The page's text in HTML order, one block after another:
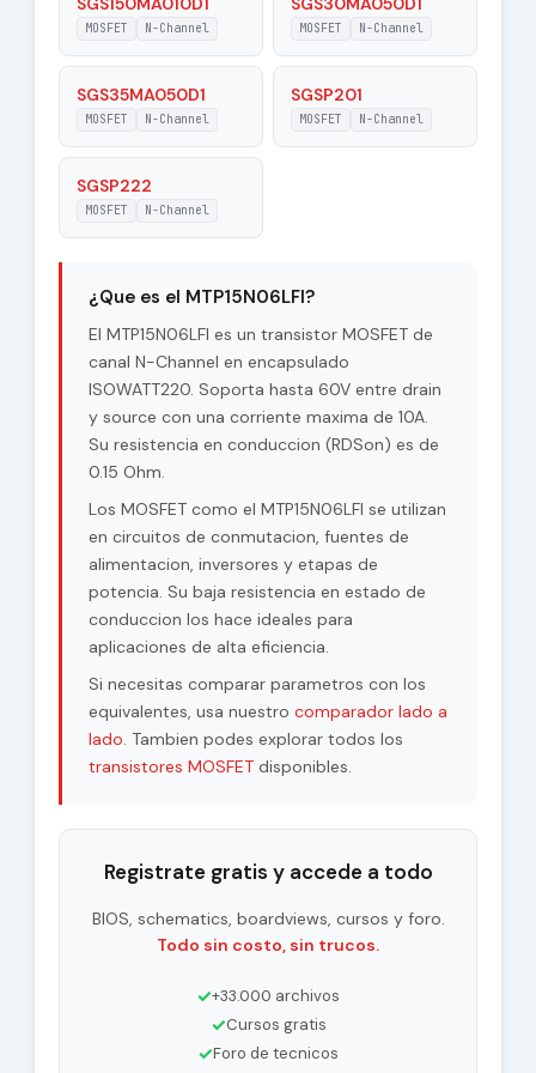
MOSFET N-Channel MOSFET N-Channel
SGS35MA050D1
MOSFET N-Channel
SGSP201
MOSFET N-Channel
SGSP222
MOSFET N-Channel
¿Que es el MTP15N06LFI?
El MTP15N06LFI es un transistor MOSFET de
canal N-Channel en encapsulado
ISOWATT220. Soporta hasta 60V entre drain
y source con una corriente maxima de 10A.
Su resistencia en conduccion (RDSon) es de
0.15 Ohm.
Los MOSFET como el MTP15N06LFI se utilizan
en circuitos de conmutacion, fuentes de
alimentacion, inversores y etapas de
potencia. Su baja resistencia en estado de
conduccion los hace ideales para
aplicaciones de alta eficiencia.
Si necesitas comparar parametros con los
equivalentes, usa nuestro comparador lado a
lado. Tambien podes explorar todos los
transistores MOSFETdisponibles.
Registrate gratis y accede a todo
BIOS, schematics, boardviews, cursos y foro.
Todo sin costo, sin trucos.
✓+33.000 archivos
✓Cursos gratis
✓Foro de tecnicos